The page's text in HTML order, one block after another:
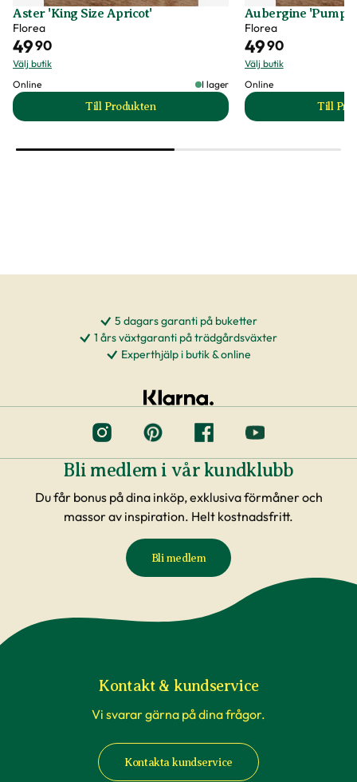
Aster 'King Size Apricot'
Florea
4990
Välj butik
Online
I lager
Till Produkten
till Aster 'King Size Apricot' produktsida
Aubergine
Florea
4990
Välj butik
Online
Till
5 dagars garanti på buketter
1 års växtgaranti på trädgårdsväxter
Experthjälp i butik & online
Bli medlem i vår kundklubb
Du får bonus på dina inköp, exklusiva förmåner och
massor av inspiration. Helt kostnadsfritt.
Bli medlem
Kontakt & kundservice
Vi svarar gärna på dina frågor.
Kontakta kundservice